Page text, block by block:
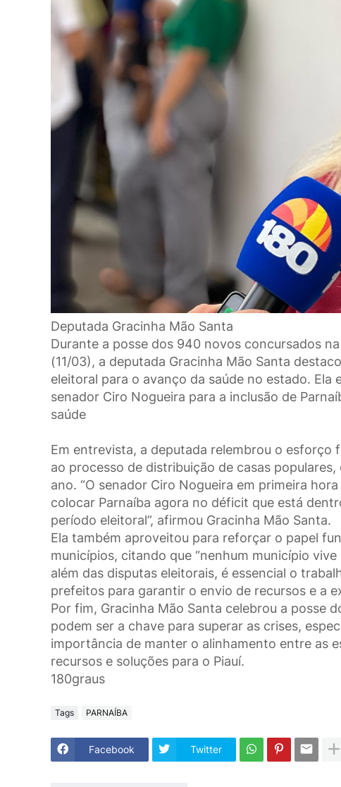
Deputada Gracinha Mão Santa
Durante a posse dos 940 novos concursados
(11/03), a deputada Gracinha Mão Santa
eleitoral para o avanço da saúde no estado.
senador Ciro Nogueira para a inclusão de
saúde
Em entrevista, a deputada relembrou o
ao processo de distribuição de casas
ano. “O senador Ciro Nogueira em primeira
colocar Parnaíba agora no déficit que está
período eleitoral”, afirmou Gracinha Mão Santa.
Ela também aproveitou para reforçar o papel
municípios, citando que “nenhum município
além das disputas eleitorais, é essencial o
prefeitos para garantir o envio de recursos e a
Por fim, Gracinha Mão Santa celebrou a posse
podem ser a chave para superar as crises,
importância de manter o alinhamento entre as
recursos e soluções para o Piauí.
180graus
Tags PARNAÍBA
Facebook Twitter